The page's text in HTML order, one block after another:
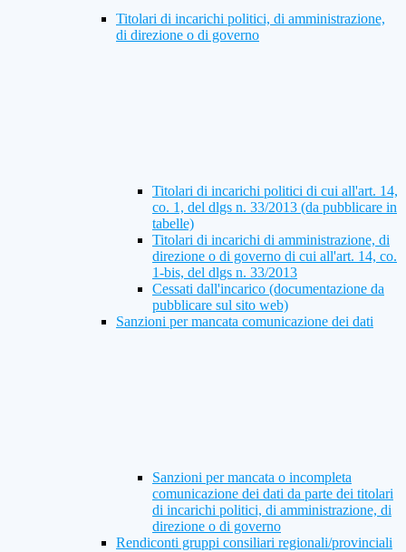
Titolari di incarichi politici, di amministrazione,
di direzione o di governo
Titolari di incarichi politici di cui all'art. 14,
co. 1, del dlgs n. 33/2013 (da pubblicare in
tabelle)
Titolari di incarichi di amministrazione, di
direzione o di governo di cui all'art. 14, co.
1-bis, del dlgs n. 33/2013
Cessati dall'incarico (documentazione da
pubblicare sul sito web)
Sanzioni per mancata comunicazione dei dati
Sanzioni per mancata o incompleta
comunicazione dei dati da parte dei titolari
di incarichi politici, di amministrazione, di
direzione o di governo
Rendiconti gruppi consiliari regionali/provinciali